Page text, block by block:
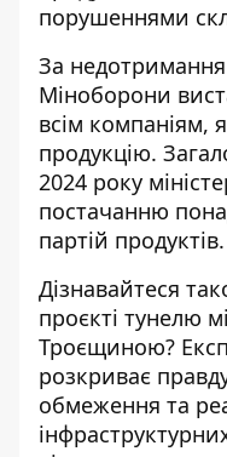
порушеннями
За
Міноборони
всім компаніям,
продукцію.
2024 року
постачанню
партій продуктів.
Дізнавайтеся
проєкті тунелю
Троєщиною?
розкриває
обмеження та